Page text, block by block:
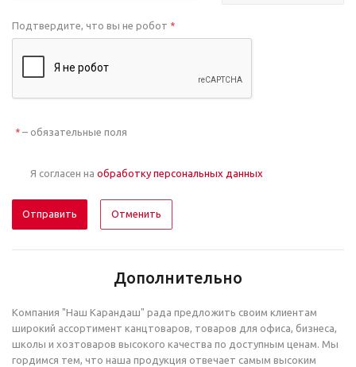
Подтвердите, что вы не робот *
* – обязательные поля
Я согласен на обработку персональных данных
Отменить
Дополнительно
Компания "Наш Карандаш" рада предложить своим клиентам
широкий ассортимент канцтоваров, товаров для офиса, бизнеса,
школы и хозтоваров высокого качества по доступным ценам. Мы
гордимся тем, что наша продукция отвечает самым высоким